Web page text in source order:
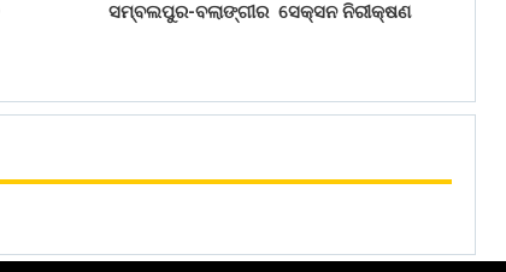
ସମ୍ବଲପୁର-ବଲାଙ୍ଗୀର ସେକ୍ସନ ନିରୀକ୍ଷଣ